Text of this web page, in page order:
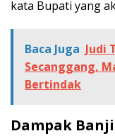
kata Bupati yang
Baca Juga Judi
Secanggang,
Bertindak
Dampak